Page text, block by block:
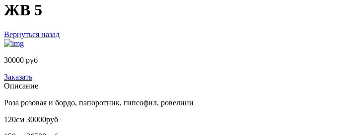
ЖВ 5
Вернуться назад
30000 руб
Заказать
Описание
Роза розовая и бордо, папоротник, гипсофил, ровелини
120см 30000руб